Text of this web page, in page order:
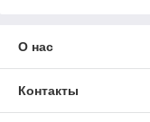
О нас
Контакты